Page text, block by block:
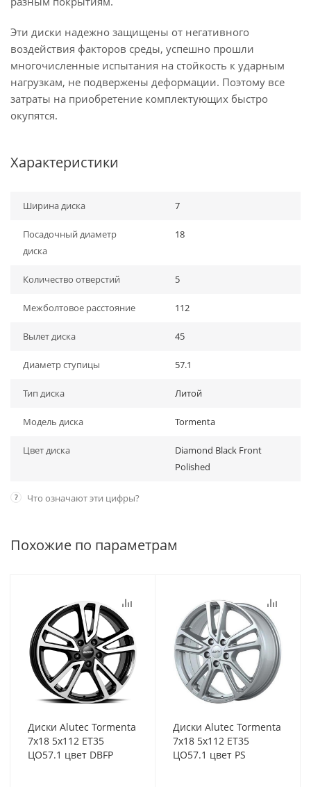
Эти диски надежно защищены от негативного
воздействия факторов среды, успешно прошли
многочисленные испытания на стойкость к ударным
нагрузкам, не подвержены деформации. Поэтому все
затраты на приобретение комплектующих быстро
окупятся.
Характеристики
Ширина диска 7
Посадочный диаметр
диска
18
Количество отверстий 5
Межболтовое расстояние 112
Вылет диска 45
Диаметр ступицы 57.1
Тип диска Литой
Модель диска Tormenta
Цвет диска
Diamond Black Front
Polished
? Что означают эти цифры?
Похожие по параметрам
Диски Alutec Tormenta
7x18 5x112 ET35
ЦО57.1 цвет DBFP
Диски Alutec Tormenta
7x18 5x112 ET35
ЦО57.1 цвет PS